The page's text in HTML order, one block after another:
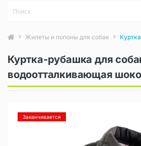
Жилеты и попоны для собак
Куртка-рубашка для
водоотталкивающая
Заканчивается